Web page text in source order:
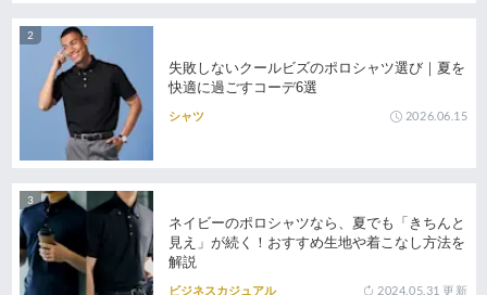
失敗しないクールビズのポロシャツ選び｜夏を
快適に過ごすコーデ6選
シャツ 2026.06.15
ネイビーのポロシャツなら、夏でも「きちんと
見え」が続く！おすすめ生地や着こなし方法を
解説
ビジネスカジュアル 2024.05.31 更新